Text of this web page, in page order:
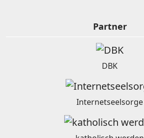
Partner
DBK
Internetseelsorge